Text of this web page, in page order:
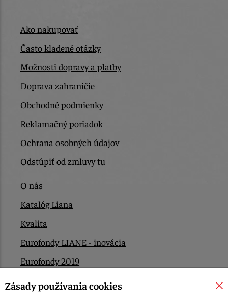
Ako nakupovať
Často kladené otázky
Možnosti dopravy a platby
Doprava zahraničie
Obchodné podmienky
Reklamačný poriadok
Ochrana osobných údajov
Odstúpiť od zmluvy tu
O nás
Katalóg Liana
Kvalita
Eurofondy LIANE - inovácia
Eurofondy 2019
Eurofondy 2022/2023
Zásady používania cookies